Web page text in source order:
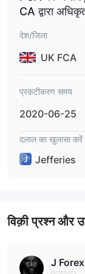
CA द्वारा
देश/जिला
UK FCA
प्रकटीकरण समय
2020-06-25
दलाल का खुलासा करें
Jefferies
विक़ी प्रश्न और
J